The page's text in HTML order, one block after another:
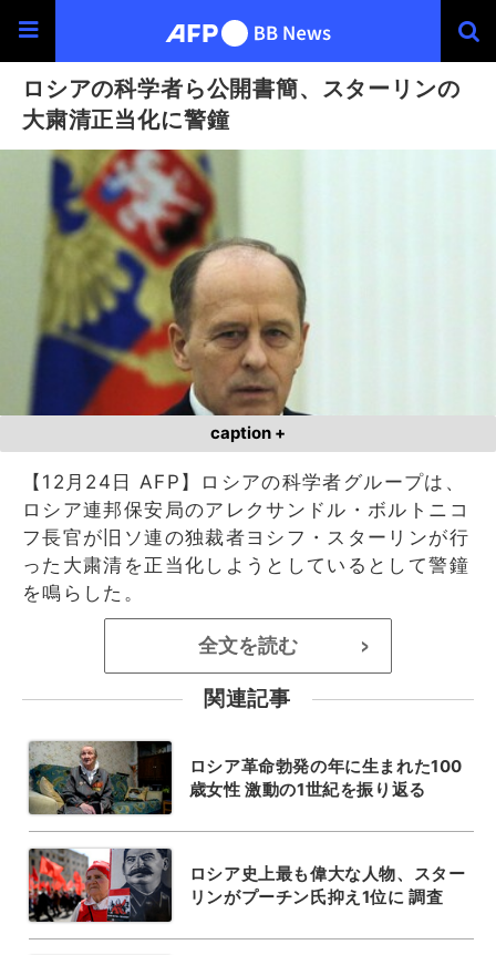
ロシアの科学者ら公開書簡、スターリンの
大粛清正当化に警鐘
caption +
【12月24日 AFP】ロシアの科学者グループは、
ロシア連邦保安局のアレクサンドル・ボルトニコ
フ長官が旧ソ連の独裁者ヨシフ・スターリンが行
った大粛清を正当化しようとしているとして警鐘
を鳴らした。
全文を読む >
関連記事
ロシア革命勃発の年に生まれた100
歳女性 激動の1世紀を振り返る
ロシア史上最も偉大な人物、スター
リンがプーチン氏抑え1位に 調査